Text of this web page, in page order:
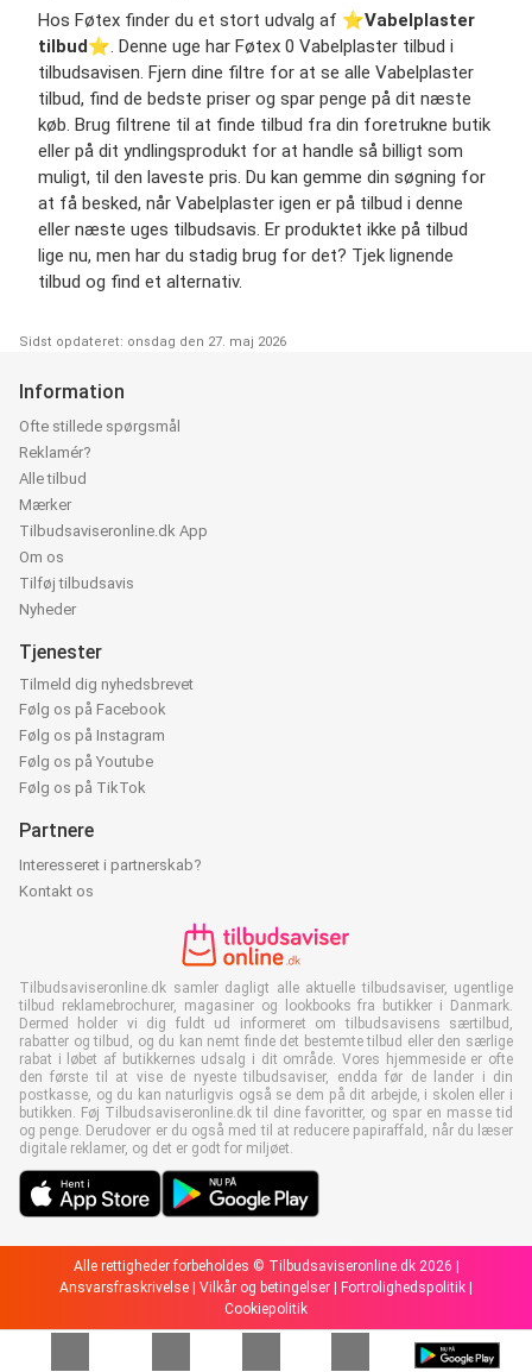
Hos Føtex finder du et stort udvalg af ⭐️Vabelplaster
tilbud⭐️. Denne uge har Føtex 0 Vabelplaster tilbud i
tilbudsavisen. Fjern dine filtre for at se alle Vabelplaster
tilbud, find de bedste priser og spar penge på dit næste
køb. Brug filtrene til at finde tilbud fra din foretrukne butik
eller på dit yndlingsprodukt for at handle så billigt som
muligt, til den laveste pris. Du kan gemme din søgning for
at få besked, når Vabelplaster igen er på tilbud i denne
eller næste uges tilbudsavis. Er produktet ikke på tilbud
lige nu, men har du stadig brug for det? Tjek lignende
tilbud og find et alternativ.
Sidst opdateret: onsdag den 27. maj 2026
Information
Ofte stillede spørgsmål
Reklamér?
Alle tilbud
Mærker
Tilbudsaviseronline.dk App
Om os
Tilføj tilbudsavis
Nyheder
Tjenester
Tilmeld dig nyhedsbrevet
Følg os på Facebook
Følg os på Instagram
Følg os på Youtube
Følg os på TikTok
Partnere
Interesseret i partnerskab?
Kontakt os
Tilbudsaviseronline.dk samler dagligt alle aktuelle tilbudsaviser, ugentlige
tilbud reklamebrochurer, magasiner og lookbooks fra butikker i Danmark.
Dermed holder vi dig fuldt ud informeret om tilbudsavisens særtilbud,
rabatter og tilbud, og du kan nemt finde det bestemte tilbud eller den særlige
rabat i løbet af butikkernes udsalg i dit område. Vores hjemmeside er ofte
den første til at vise de nyeste tilbudsaviser, endda før de lander i din
postkasse, og du kan naturligvis også se dem på dit arbejde, i skolen eller i
butikken. Føj Tilbudsaviseronline.dk til dine favoritter, og spar en masse tid
og penge. Derudover er du også med til at reducere papiraffald, når du læser
digitale reklamer, og det er godt for miljøet.
Alle rettigheder forbeholdes © Tilbudsaviseronline.dk 2026 |
Ansvarsfraskrivelse
Vilkår og betingelser Fortrolighedspolitik
Cookiepolitik